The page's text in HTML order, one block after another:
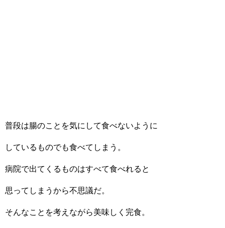
普段は腸のことを気にして食べないように
しているものでも食べてしまう。
病院で出てくるものはすべて食べれると
思ってしまうから不思議だ。
そんなことを考えながら美味しく完食。